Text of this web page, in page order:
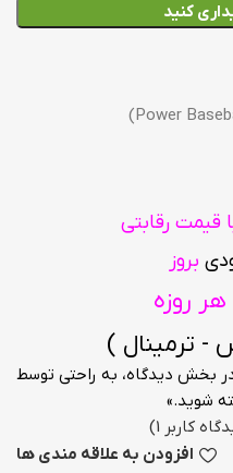
کنید
قیمت رقابتی
بروز
هر روزه
- ترمینال )
بخش دیدگاه، به راحتی توسط
شوید.»
کاربر 1
)
افزودن به علاقه مندی ها